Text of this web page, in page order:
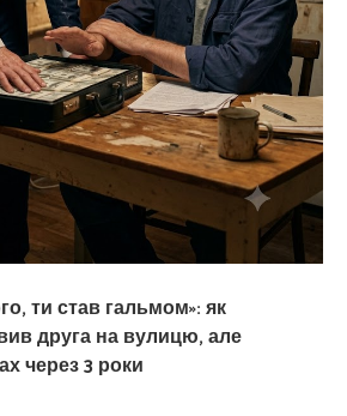
ти став гальмом»: як
друга на вулицю, але
через 3 роки